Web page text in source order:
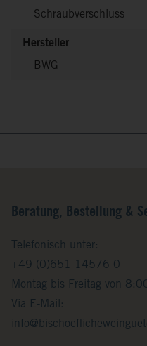
Schraubverschluss
Hersteller
BWG
Beratung, Bestellung &
Telefonisch unter:
+49 (0)651 14576-0
Montag bis Freitag von
Via E-Mail: